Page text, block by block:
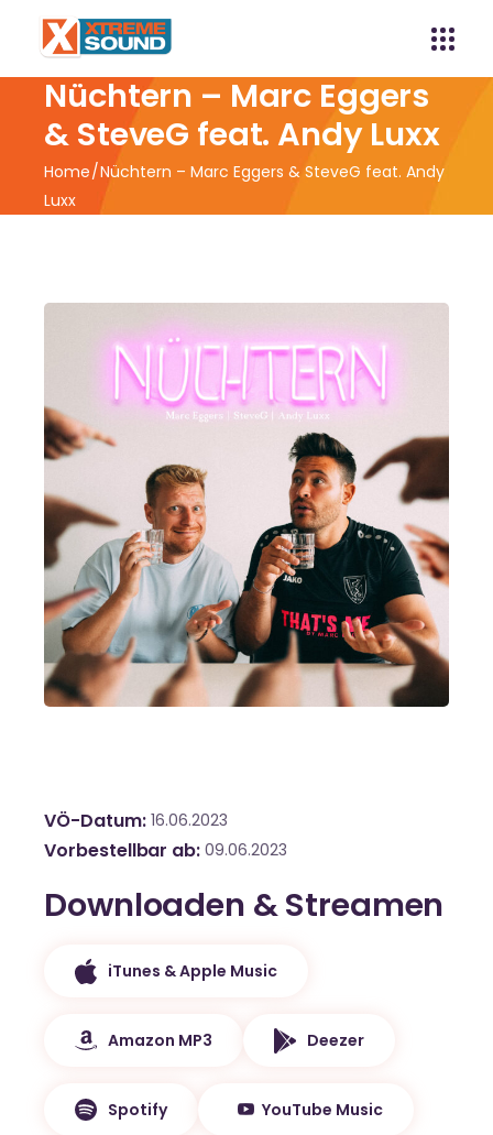
Nüchtern – Marc Eggers
& SteveG feat. Andy Luxx
Home Nüchtern – Marc Eggers & SteveG feat. Andy
Luxx
VÖ-Datum 16.06.2023
Vorbestellbar ab 09.06.2023
Downloaden & Streamen
iTunes & Apple Music
Amazon MP3 Deezer
Spotify YouTube Music